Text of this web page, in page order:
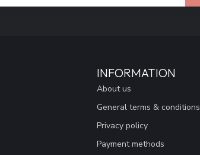
INFORMATION
About us
General terms & conditions
Privacy policy
Payment methods